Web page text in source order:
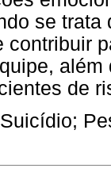
se
contribuir
de
Suicídio;